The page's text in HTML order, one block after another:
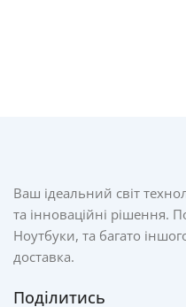
Ваш ідеальний світ
та інноваційні рішення.
Ноутбуки, та багато
доставка.
Поділитись